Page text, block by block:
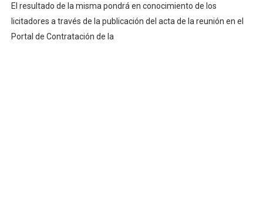
El resultado de la misma pondrá en conocimiento de los
licitadores a través de la publicación del acta de la reunión en el
Portal de Contratación de la